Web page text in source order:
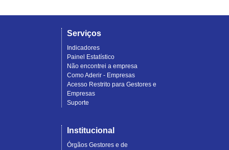
Serviços
Indicadores
Painel Estatístico
Não encontrei a empresa
Como Aderir - Empresas
Acesso Restrito para Gestores e
Empresas
Suporte
Institucional
Órgãos Gestores e de